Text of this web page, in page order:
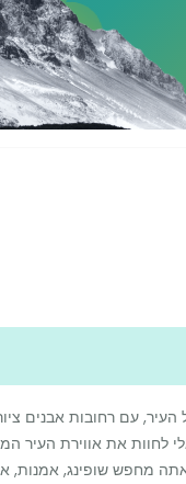
עם רחובות אבנים
לחוות את אווירת העיר
מחפש שופינג, אמנות,